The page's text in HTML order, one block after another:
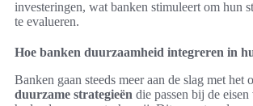
investeringen, wat banken stimuleert om hun
te evalueren.
Hoe banken duurzaamheid integreren in
Banken gaan steeds meer aan de slag met het
duurzame strategieën die passen bij de eisen